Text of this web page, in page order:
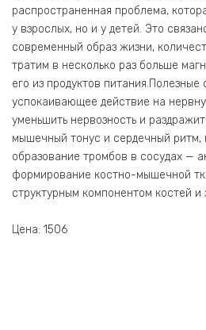
распространенная проблема,
у взрослых, но и у детей. Это
современный образ жизни,
тратим в несколько раз больше
его из продуктов
успокаивающее действие на
уменьшить нервозность и
мышечный тонус и сердечный ритм,
образование тромбов в сосудах —
формирование костно-мышечной
структурным компонентом костей и
Цена: 1506